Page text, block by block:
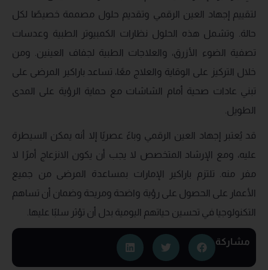
لتقييم إجهاد العين الرقمي وتقديم حلول مصممة خصيصًا لكل
حالة. وتشمل هذه الحلول نظارات الكمبيوتر الطبية وعدسات
تصفية الضوء الأزرق، والعلاجات الطبية لجفاف العينين. ومن
خلال التركيز على الوقاية والعلاج معًا، تساعد باراكير المرضى على
تبني عادات صحية أمام الشاشات مع حماية الرؤية على المدى
الطويل.
قد يُعتبر إجهاد العين الرقمي وباءً عصريًا إلا أنه يمكن السيطرة
عليه، ومع الإرشاد المتخصص لا يجب أن يكون الانزعاج أمرًا لا
مفر منه. تلتزم باراكير الإمارات بمساعدة المرضى من جميع
الأعمار على الحصول على رؤية واضحة ومريحة وضمان أن تساهم
التكنولوجيا في تحسين حياتهم اليومية بدل أن تؤثر سلبًا عليها.
مشاركة